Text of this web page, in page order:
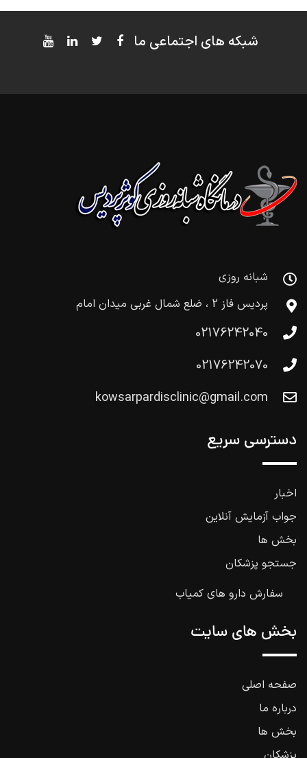
شبکه های اجتماعی ما
شبانه روزی
پردیس فاز 2 ، ضلع شمال غربی میدان امام
02176242040
02176242070
kowsarpardisclinic@gmail.com
دسترسی سریع
اخبار
جواب آزمایش آنلاین
بخش ها
جستجو پزشکان
سفارش دارو های کمیاب
بخش های سایت
صفحه اصلی
درباره ما
بخش ها